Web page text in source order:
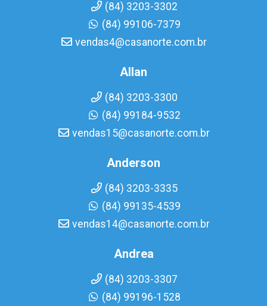
(84) 3203-3302
(84) 99106-7379
vendas4@casanorte.com.br
Allan
(84) 3203-3300
(84) 99184-9532
vendas15@casanorte.com.br
Anderson
(84) 3203-3335
(84) 99135-4539
vendas14@casanorte.com.br
Andrea
(84) 3203-3307
(84) 99196-1528